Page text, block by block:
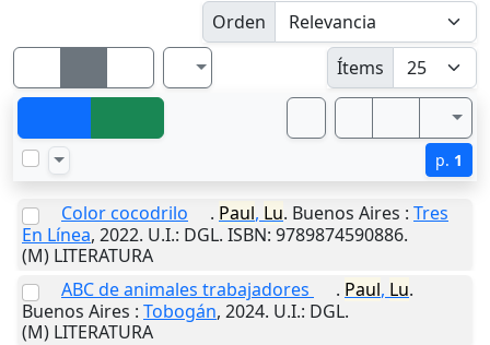
Orden
Ítems
p. 1
Color cocodrilo . Paul, Lu. Buenos Aires : Tres
En Línea, 2022. U.I.: DGL. ISBN: 9789874590886.
(M) LITERATURA
ABC de animales trabajadores
. Paul, Lu.
Buenos Aires : Tobogán, 2024. U.I.: DGL.
(M) LITERATURA